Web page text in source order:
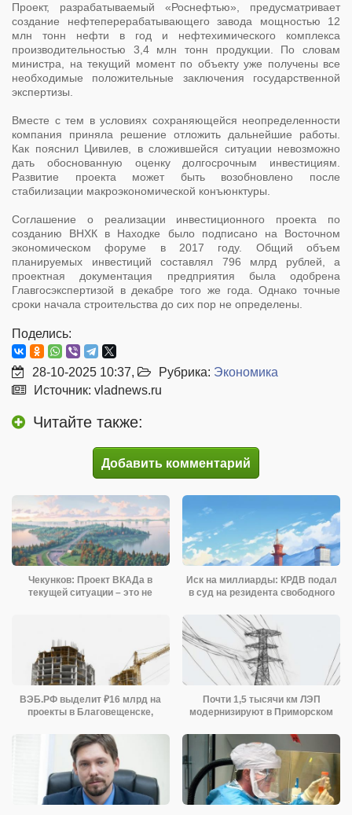
Проект, разрабатываемый «Роснефтью», предусматривает
создание нефтеперерабатывающего завода мощностью 12
млн тонн нефти в год и нефтехимического комплекса
производительностью 3,4 млн тонн продукции. По словам
министра, на текущий момент по объекту уже получены все
необходимые положительные заключения государственной
экспертизы.
Вместе с тем в условиях сохраняющейся неопределенности
компания приняла решение отложить дальнейшие работы.
Как пояснил Цивилев, в сложившейся ситуации невозможно
дать обоснованную оценку долгосрочным инвестициям.
Развитие проекта может быть возобновлено после
стабилизации макроэкономической конъюнктуры.
Соглашение о реализации инвестиционного проекта по
созданию ВНХК в Находке было подписано на Восточном
экономическом форуме в 2017 году. Общий объем
планируемых инвестиций составлял 796 млрд рублей, а
проектная документация предприятия была одобрена
Главгосэкспертизой в декабре того же года. Однако точные
сроки начала строительства до сих пор не определены.
Поделись:
28-10-2025 10:37, Рубрика: Экономика
Источник: vladnews.ru
Читайте также:
Добавить комментарий
Чекунков: Проект ВКАДа в
текущей ситуации – это не
Иск на миллиарды: КРДВ подал
в суд на резидента свободного
ВЭБ.РФ выделит ₽16 млрд на
проекты в Благовещенске,
Почти 1,5 тысячи км ЛЭП
модернизируют в Приморском